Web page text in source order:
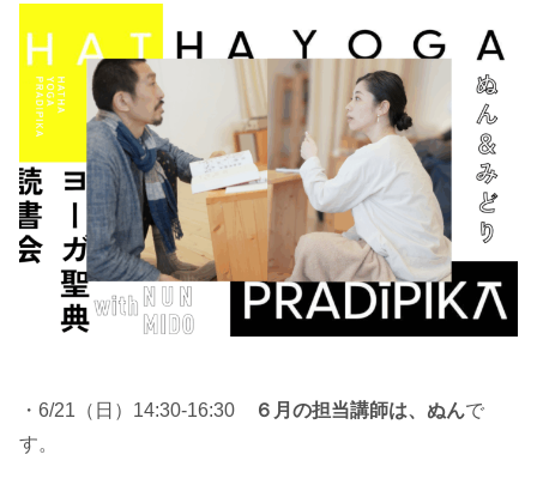
・6/21（日）14:30-16:30 ６月の担当講師は、 ぬんで
す。